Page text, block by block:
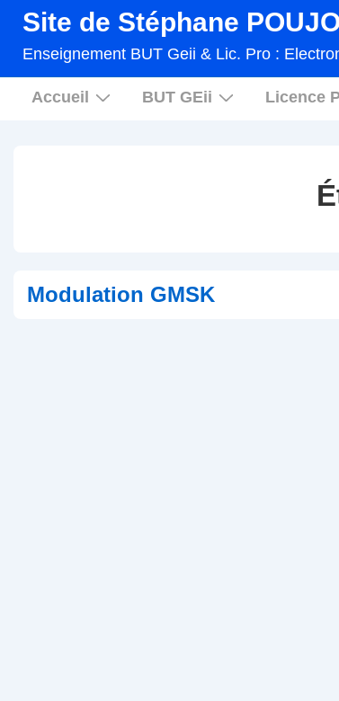
contenu
Site de Stéphane
Enseignement BUT Geii & Lic. Pro :
Main
Accueil BUT GEii Licence
Modulation GMSK